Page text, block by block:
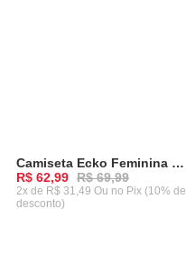
-10%
Camiseta Ecko Feminina Bitch Lilás c/ Preta
R$ 62,99 R$ 69,99
2x de R$ 31,49 Ou no Pix (10% de
desconto)